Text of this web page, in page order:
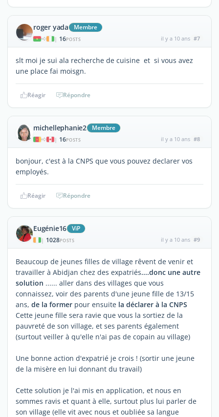
roger yada Membre
| 16POSTS il y a 10 ans #7
slt moi je sui ala recherche de cuisine et si vous avez
une place fai moisgn.
Réagir Répondre
michellephanie2 Membre
| 16POSTS il y a 10 ans #8
bonjour, c'est à la CNPS que vous pouvez declarer vos
employés.
Réagir Répondre
Eugénie16 ViP
| 1028POSTS il y a 10 ans #9
Beaucoup de jeunes filles de village rêvent de venir et
travailler à Abidjan chez des expatriés....donc une autre
solution ...... aller dans des villages que vous
connaissez, voir des parents d'une jeune fille de 13/15
ans, de la former pour ensuite la déclarer à la CNPS
Cette jeune fille sera ravie que vous la sortiez de la
pauvreté de son village, et ses parents également
(surtout veiller à qu'elle n'ai pas de copain au village)
Une bonne action d'expatrié je crois ! (sortir une jeune
de la misère en lui donnant du travail)
Cette solution je l'ai mis en application, et nous en
sommes ravis et quant à elle, surtout plus lui parler de
son village (elle vit avec nous et oubliée sa langue